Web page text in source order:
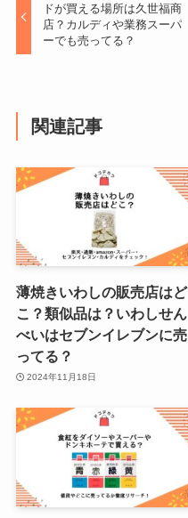
ドが買える場所は久世福商
店？カルディや業務スーパ
ーでも売ってる？
関連記事
薄焼きいわしの販売店はど
こ？類似品は？いわしせん
べいはセブンイレブンに売
ってる？
2024年11月18日